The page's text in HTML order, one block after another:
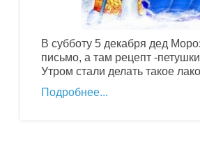
В субботу 5 декабря дед
письмо, а там рецепт -
Утром стали делать такое
Подробнее